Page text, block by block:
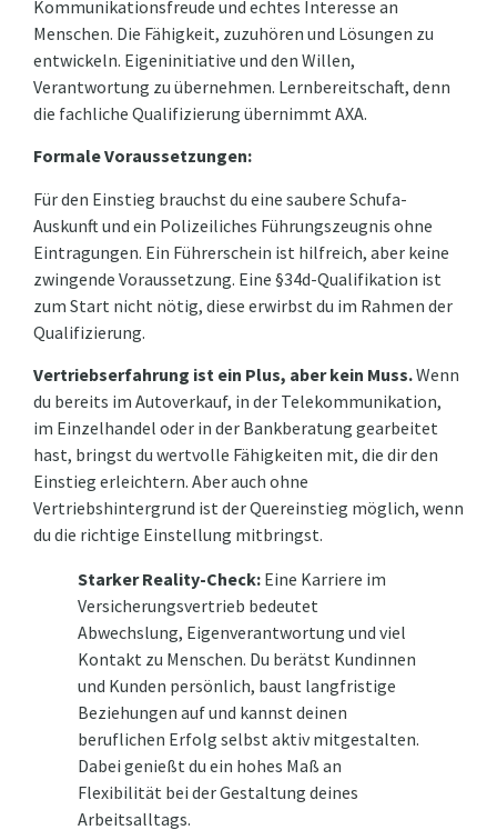
Kommunikationsfreude und echtes Interesse an
Menschen. Die Fähigkeit, zuzuhören und Lösungen zu
entwickeln. Eigeninitiative und den Willen,
Verantwortung zu übernehmen. Lernbereitschaft, denn
die fachliche Qualifizierung übernimmt AXA.
Formale Voraussetzungen:
Für den Einstieg brauchst du eine saubere Schufa-
Auskunft und ein Polizeiliches Führungszeugnis ohne
Eintragungen. Ein Führerschein ist hilfreich, aber keine
zwingende Voraussetzung. Eine §34d-Qualifikation ist
zum Start nicht nötig, diese erwirbst du im Rahmen der
Qualifizierung.
Vertriebserfahrung ist ein Plus, aber kein Muss.Wenn
du bereits im Autoverkauf, in der Telekommunikation,
im Einzelhandel oder in der Bankberatung gearbeitet
hast, bringst du wertvolle Fähigkeiten mit, die dir den
Einstieg erleichtern. Aber auch ohne
Vertriebshintergrund ist der Quereinstieg möglich, wenn
du die richtige Einstellung mitbringst.
Starker Reality-Check: Eine Karriere im
Versicherungsvertrieb bedeutet
Abwechslung, Eigenverantwortung und viel
Kontakt zu Menschen. Du berätst Kundinnen
und Kunden persönlich, baust langfristige
Beziehungen auf und kannst deinen
beruflichen Erfolg selbst aktiv mitgestalten.
Dabei genießt du ein hohes Maß an
Flexibilität bei der Gestaltung deines
Arbeitsalltags.